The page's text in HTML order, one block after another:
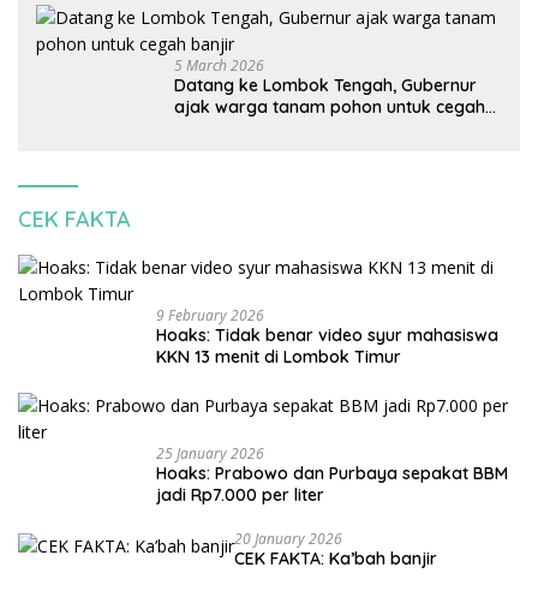
korbankan lingkungan dan warga lokal
5 March 2026
Datang ke Lombok Tengah, Gubernur
ajak warga tanam pohon untuk cegah
CEK FAKTA
9 February 2026
Hoaks: Tidak benar video syur mahasiswa
KKN 13 menit di Lombok Timur
25 January 2026
Hoaks: Prabowo dan Purbaya sepakat BBM
jadi Rp7.000 per liter
20 January 2026
CEK FAKTA: Ka’bah banjir